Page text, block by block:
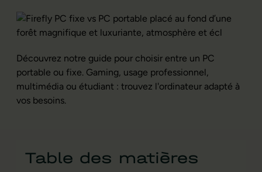
Découvrez notre guide pour choisir entre un PC
portable ou fixe. Gaming, usage professionnel,
multimédia ou étudiant : trouvez l'ordinateur adapté à
vos besoins.
Table des matières